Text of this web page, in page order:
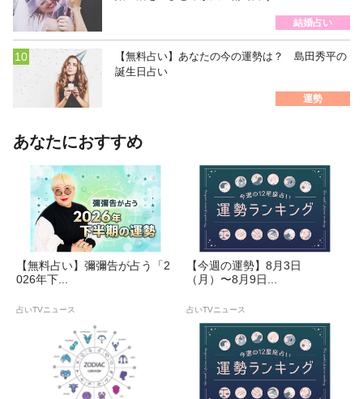
結婚占い
【無料占い】あなたの今の運勢は？ 島田秀平の
誕生日占い
運勢
あなたにおすすめ
【無料占い】彌彌告が占う「2
026年下...
占いTVニュース
【今週の運勢】8月3日
（月）〜8月9日...
占いTVニュース